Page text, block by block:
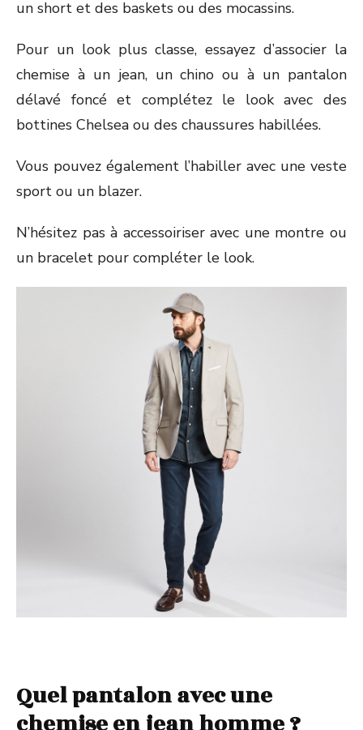
un short et des baskets ou des mocassins.
Pour un look plus classe, essayez d’associer la
chemise à un jean, un chino ou à un pantalon
délavé foncé et complétez le look avec des
bottines Chelsea ou des chaussures habillées.
Vous pouvez également l’habiller avec une veste
sport ou un blazer.
N’hésitez pas à accessoiriser avec une montre ou
un bracelet pour compléter le look.
Quel pantalon avec une